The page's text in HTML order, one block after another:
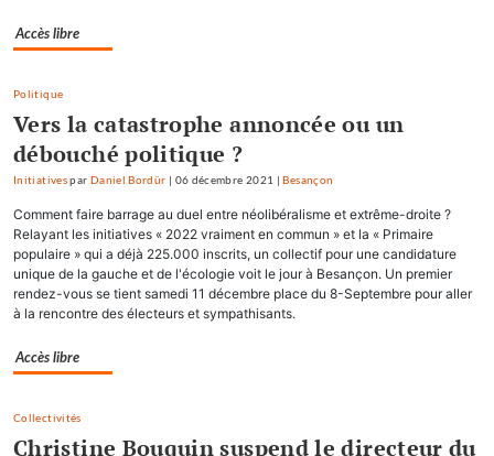
Accès libre
Politique
Vers la catastrophe annoncée ou un
débouché politique ?
Initiativespar Daniel Bordür 06 décembre 2021 Besançon
Comment faire barrage au duel entre néolibéralisme et extrême-droite ?
Relayant les initiatives « 2022 vraiment en commun » et la « Primaire
populaire » qui a déjà 225.000 inscrits, un collectif pour une candidature
unique de la gauche et de l'écologie voit le jour à Besançon. Un premier
rendez-vous se tient samedi 11 décembre place du 8-Septembre pour aller
à la rencontre des électeurs et sympathisants.
Accès libre
Collectivités
Christine Bouquin suspend le directeur du